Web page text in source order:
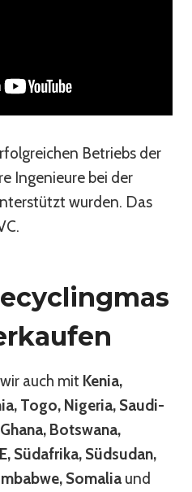
Betriebs der
Ingenieure bei der
wurden. Das
auch mit Kenia,
Togo, Nigeria, Saudi-
Botswana,
Südafrika, Südsudan,
Somalia und